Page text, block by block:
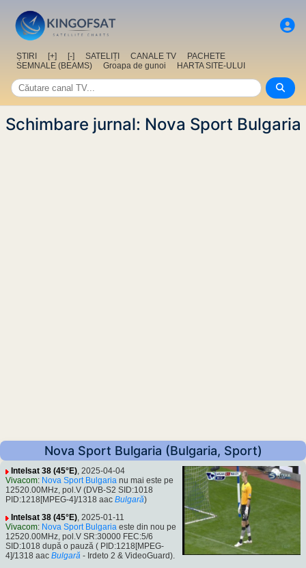
ȘTIRI [+] [-] SATELIȚI CANALE TV
PACHETE
SEMNALE (BEAMS)
Groapa de gunoi HARTA SITE-ULUI
Schimbare jurnal: Nova Sport Bulgaria
Nova Sport Bulgaria (Bulgaria, Sport)
Intelsat 38 (45°E), 2025-04-04
Vivacom: Nova Sport Bulgaria nu mai este pe
12520.00MHz, pol.V (DVB-S2 SID:1018
PID:1218[MPEG-4]/1318 aac Bulgară)
Intelsat 38 (45°E), 2025-01-11
Vivacom: Nova Sport Bulgaria este din nou pe
12520.00MHz, pol.V SR:30000 FEC:5/6
SID:1018 după o pauză ( PID:1218[MPEG-
4]/1318 aac Bulgară - Irdeto 2 & VideoGuard).